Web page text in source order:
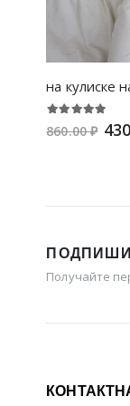
860.00 ₽
Получайте